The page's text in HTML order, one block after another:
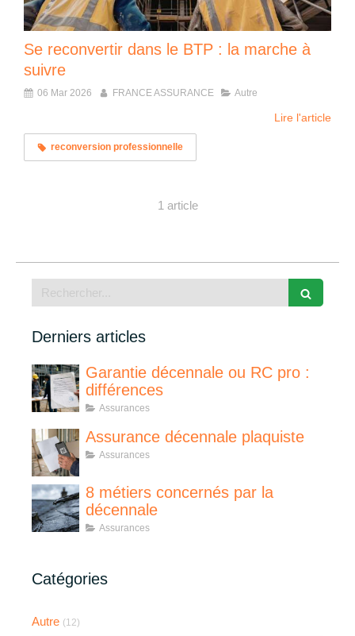
Se reconvertir dans le BTP : la marche à
suivre
06 Mar 2026 FRANCE ASSURANCE Autre
Lire l'article
reconversion professionnelle
1 article
Derniers articles
Garantie décennale ou RC pro :
différences
Assurances
Assurance décennale plaquiste
Assurances
8 métiers concernés par la
décennale
Assurances
Catégories
Autre (12)